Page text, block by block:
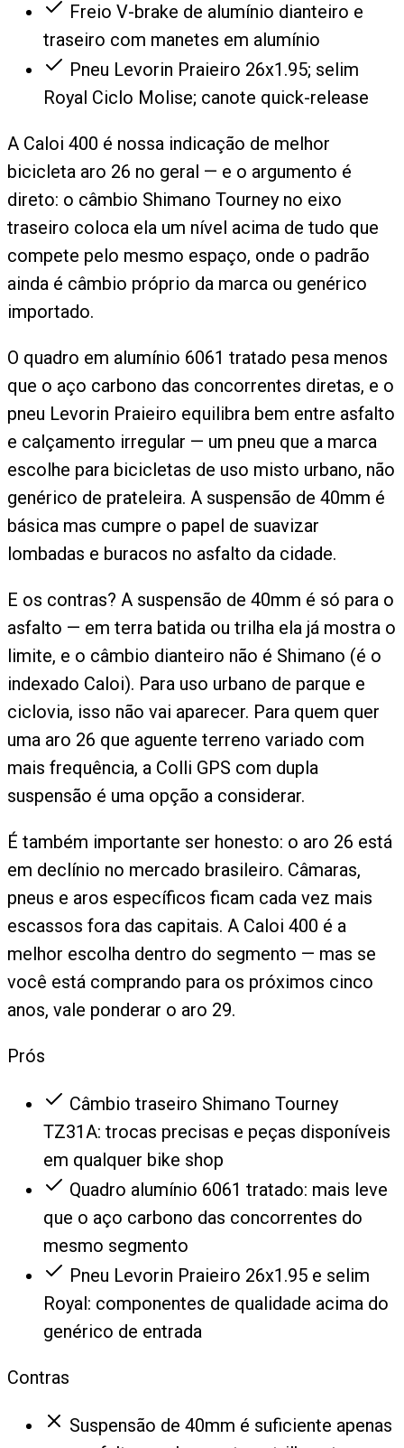
Freio V-brake de alumínio dianteiro e
traseiro com manetes em alumínio
Pneu Levorin Praieiro 26x1.95; selim
Royal Ciclo Molise; canote quick-release
A Caloi 400 é nossa indicação de melhor
bicicleta aro 26 no geral — e o argumento é
direto: o câmbio Shimano Tourney no eixo
traseiro coloca ela um nível acima de tudo que
compete pelo mesmo espaço, onde o padrão
ainda é câmbio próprio da marca ou genérico
importado.
O quadro em alumínio 6061 tratado pesa menos
que o aço carbono das concorrentes diretas, e o
pneu Levorin Praieiro equilibra bem entre asfalto
e calçamento irregular — um pneu que a marca
escolhe para bicicletas de uso misto urbano, não
genérico de prateleira. A suspensão de 40mm é
básica mas cumpre o papel de suavizar
lombadas e buracos no asfalto da cidade.
E os contras? A suspensão de 40mm é só para o
asfalto — em terra batida ou trilha ela já mostra o
limite, e o câmbio dianteiro não é Shimano (é o
indexado Caloi). Para uso urbano de parque e
ciclovia, isso não vai aparecer. Para quem quer
uma aro 26 que aguente terreno variado com
mais frequência, a Colli GPS com dupla
suspensão é uma opção a considerar.
É também importante ser honesto: o aro 26 está
em declínio no mercado brasileiro. Câmaras,
pneus e aros específicos ficam cada vez mais
escassos fora das capitais. A Caloi 400 é a
melhor escolha dentro do segmento — mas se
você está comprando para os próximos cinco
anos, vale ponderar o aro 29.
Prós
Câmbio traseiro Shimano Tourney
TZ31A: trocas precisas e peças disponíveis
em qualquer bike shop
Quadro alumínio 6061 tratado: mais leve
que o aço carbono das concorrentes do
mesmo segmento
Pneu Levorin Praieiro 26x1.95 e selim
Royal: componentes de qualidade acima do
genérico de entrada
Contras
Suspensão de 40mm é suficiente apenas